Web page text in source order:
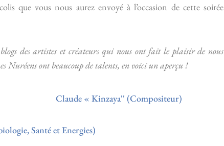
que vous nous aurez envoyé à l’occasion de cette soirée
des artistes et créateurs qui nous ont fait le plaisir de nous
Nuréens ont beaucoup de talents, en voici un aperçu !
Claude « Kinzaya'' (Compositeur)
Santé et Energies)